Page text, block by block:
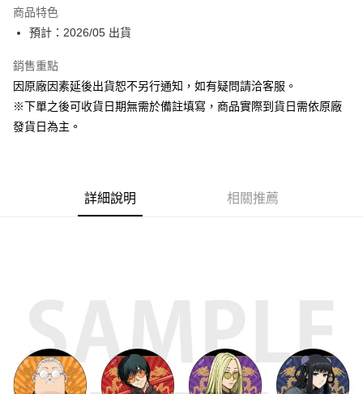
大哥付你分期
【大哥付你分期使用說明】
1.本服務由台灣大哥大提供，台灣大哥大用戶可立即使用無須另外申請。
流程，驗證手機門號後，選擇欲分期的期數、繳款截止日，確認付款後即完
成交易。
【繳款方式說明】
1.分期款項不併入電信帳單，「大哥付你分期」於每月結算日後寄送繳費提
1.本服務係由「台灣大哥大股份有限公司」（以下簡稱本公司）所提供，讓
用戶於交易時，得透過本服務購買商品或服務，並由商店將買賣／分期付款
2.基於同意付款使用「大哥付你分期」之契約關係目的，商店將以您的個人
資料（包含姓名、電話或地址）提供予台灣大哥大進項蒐集、處理及利用，
由本公司與您本人進行分期帳單所需資料之確認、核對及更正。
3.完整用戶服務條款，請詳閱以下連結：https://oppay.tw/userRule
ATM付款
運送方式
預購-付款後全家取貨(舊)
每筆NT$90，滿NT$3,000(含以上)免運費
預購-付款後7-11取貨(舊)
預購-宅配(舊)
每筆NT$120，滿NT$3,000(含以上)免運費
商品特色
預計：2026/05 出貨
銷售重點
因原廠因素延後出貨恕不另行通知，如有疑問請洽客服。
※下單之後可收貨日期無需於備註填寫，商品實際到貨日需依原廠
發貨日為主。
詳細說明 相關推薦